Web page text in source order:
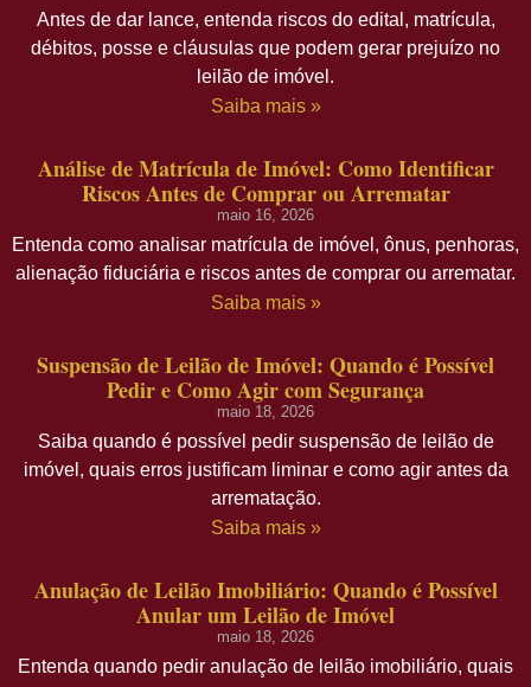
Antes de dar lance, entenda riscos do edital, matrícula,
débitos, posse e cláusulas que podem gerar prejuízo no
leilão de imóvel.
Saiba mais »
Análise de Matrícula de Imóvel: Como Identificar
Riscos Antes de Comprar ou Arrematar
maio 16, 2026
Entenda como analisar matrícula de imóvel, ônus, penhoras,
alienação fiduciária e riscos antes de comprar ou arrematar.
Saiba mais »
Suspensão de Leilão de Imóvel: Quando é Possível
Pedir e Como Agir com Segurança
maio 18, 2026
Saiba quando é possível pedir suspensão de leilão de
imóvel, quais erros justificam liminar e como agir antes da
arrematação.
Saiba mais »
Anulação de Leilão Imobiliário: Quando é Possível
Anular um Leilão de Imóvel
maio 18, 2026
Entenda quando pedir anulação de leilão imobiliário, quais